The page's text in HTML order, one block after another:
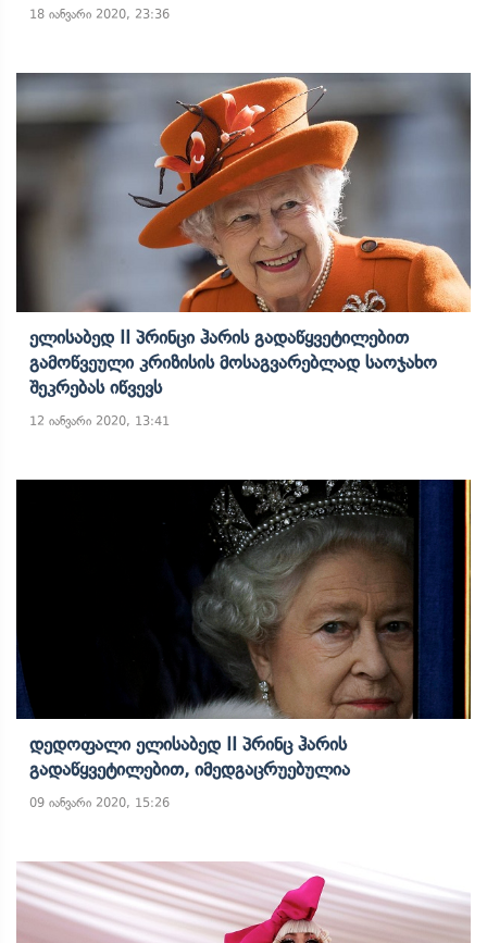
18 იანვარი 2020, 23:36
Ელისაბედ II Პრინცი Ჰარის Გადაწყვეტილებით
Გამოწვეული Კრიზისის Მოსაგვარებლად Საოჯახო
Შეკრებას Იწვევს
12 იანვარი 2020, 13:41
Დედოფალი Ელისაბედ II Პრინც Ჰარის
Გადაწყვეტილებით, Იმედგაცრუებულია
09 იანვარი 2020, 15:26